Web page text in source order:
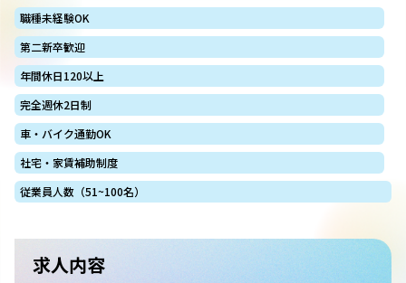
職種未経験OK
第二新卒歓迎
年間休日120以上
完全週休2日制
車・バイク通勤OK
社宅・家賃補助制度
従業員人数（51~100名）
求人内容